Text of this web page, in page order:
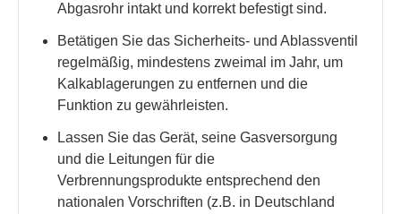
Abgasrohr intakt und korrekt befestigt sind.
Betätigen Sie das Sicherheits- und Ablassventil
regelmäßig, mindestens zweimal im Jahr, um
Kalkablagerungen zu entfernen und die
Funktion zu gewährleisten.
Lassen Sie das Gerät, seine Gasversorgung
und die Leitungen für die
Verbrennungsprodukte entsprechend den
nationalen Vorschriften (z.B. in Deutschland